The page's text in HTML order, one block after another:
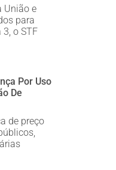
União e
para
o STF
Por Uso
De
de preço